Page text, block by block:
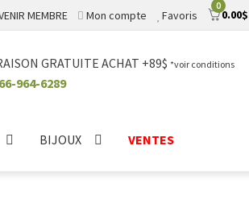
0
0.00$
MEMBRE Mon compte Favoris
GRATUITE ACHAT +89$ *voir conditions
964-6289
BIJOUX VENTES